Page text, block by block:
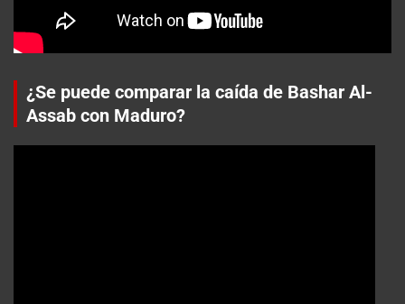
¿Se puede comparar la caída de Bashar Al-
Assab con Maduro?